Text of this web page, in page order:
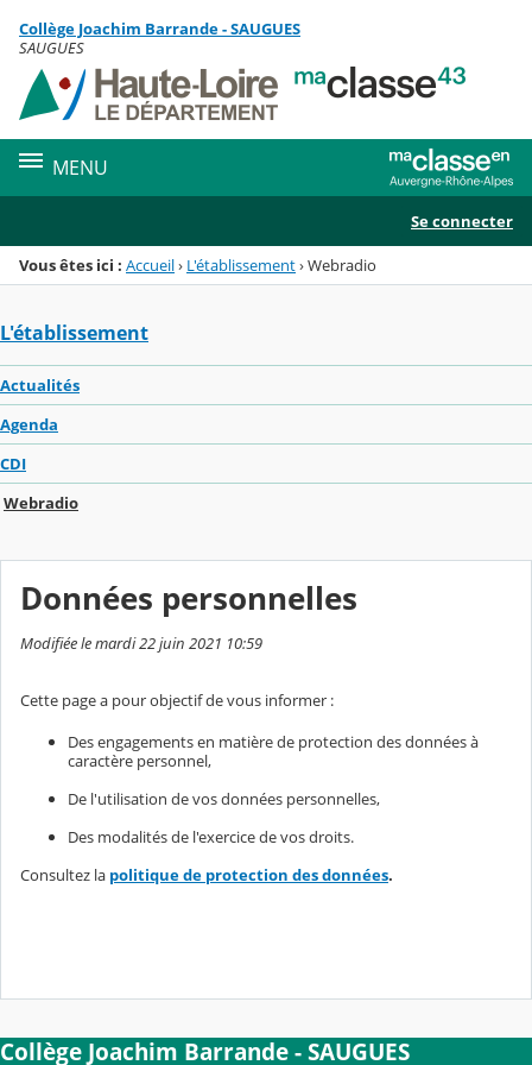
Menu de la rubrique
Contenu
Collège Joachim Barrande - SAUGUES
SAUGUES
MENU
Se connecter
Vous êtes ici : Accueil› L'établissement›Webradio
L'établissement
Actualités
Agenda
CDI
Webradio
Données personnelles
Modifiée le mardi 22 juin 2021 10:59
Cette page a pour objectif de vous informer :
Des engagements en matière de protection des données à
caractère personnel,
De l'utilisation de vos données personnelles,
Des modalités de l'exercice de vos droits.
Consultez la politique de protection des données.
Collège Joachim Barrande - SAUGUES